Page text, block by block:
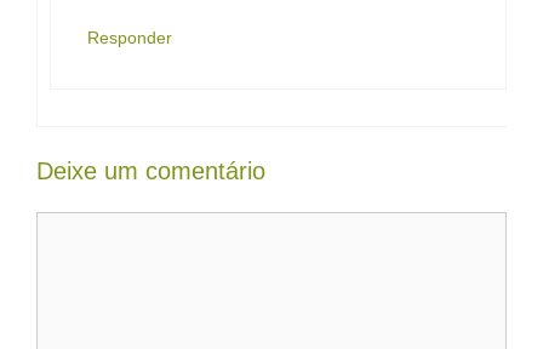
Responder
Deixe um comentário